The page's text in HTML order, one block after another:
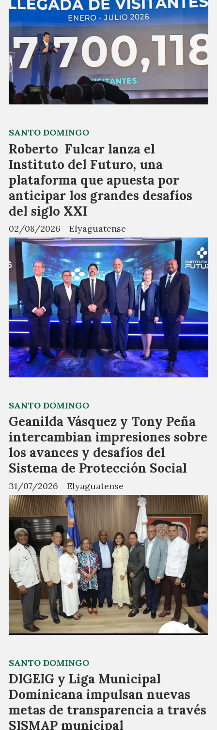
Roberto Fulcar lanza el
Instituto del Futuro, una
plataforma que apuesta por
anticipar los grandes desafíos
del siglo XXI
Elyaguatense
SANTO DOMINGO
02/08/2026
Geanilda Vásquez y Tony Peña
intercambian impresiones sobre
los avances y desafíos del
Sistema de Protección Social
Elyaguatense
SANTO DOMINGO
31/07/2026
DIGEIG y Liga Municipal
Dominicana impulsan nuevas
metas de transparencia a través
SISMAP municipal
SANTO DOMINGO